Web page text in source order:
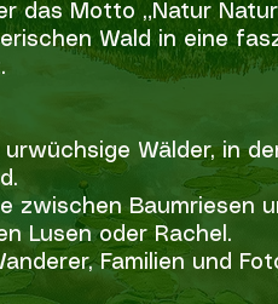
das Motto „Natur
Wald in eine
urwüchsige Wälder, in
zwischen Baumriesen
Lusen oder Rachel.
Familien und